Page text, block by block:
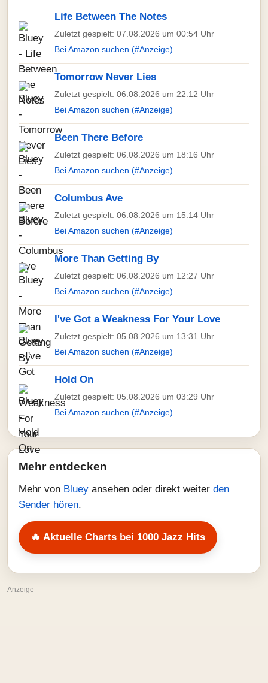
Life Between The Notes
Zuletzt gespielt: 07.08.2026 um 00:54 Uhr
Bei Amazon suchen (#Anzeige)
Tomorrow Never Lies
Zuletzt gespielt: 06.08.2026 um 22:12 Uhr
Bei Amazon suchen (#Anzeige)
Been There Before
Zuletzt gespielt: 06.08.2026 um 18:16 Uhr
Bei Amazon suchen (#Anzeige)
Columbus Ave
Zuletzt gespielt: 06.08.2026 um 15:14 Uhr
Bei Amazon suchen (#Anzeige)
More Than Getting By
Zuletzt gespielt: 06.08.2026 um 12:27 Uhr
Bei Amazon suchen (#Anzeige)
I've Got a Weakness For Your Love
Zuletzt gespielt: 05.08.2026 um 13:31 Uhr
Bei Amazon suchen (#Anzeige)
Hold On
Zuletzt gespielt: 05.08.2026 um 03:29 Uhr
Bei Amazon suchen (#Anzeige)
Mehr entdecken
Mehr von Bluey ansehen oder direkt weiter den
Sender hören.
🔥 Aktuelle Charts bei 1000 Jazz Hits
Anzeige